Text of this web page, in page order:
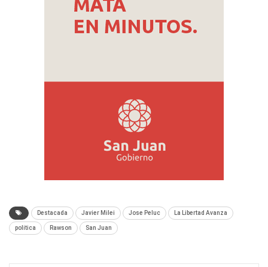
Destacada Javier Milei Jose Peluc La Libertad Avanza
politica Rawson San Juan